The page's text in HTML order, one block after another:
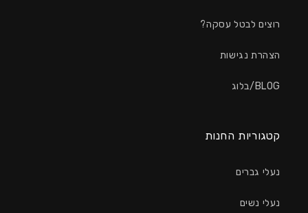
רוצים לבטל עסקה?
הצהרת נגישות
BLOG/בלוג
קטגוריות החנות
נעלי גברים
נעלי נשים